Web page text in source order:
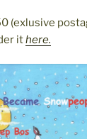
(exlusive
ithere.